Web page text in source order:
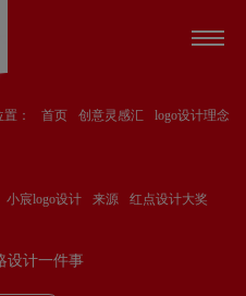
： 首页 创意灵感汇
logo设计理念
小宸logo设计 来源 红点设计大奖
设计一件事